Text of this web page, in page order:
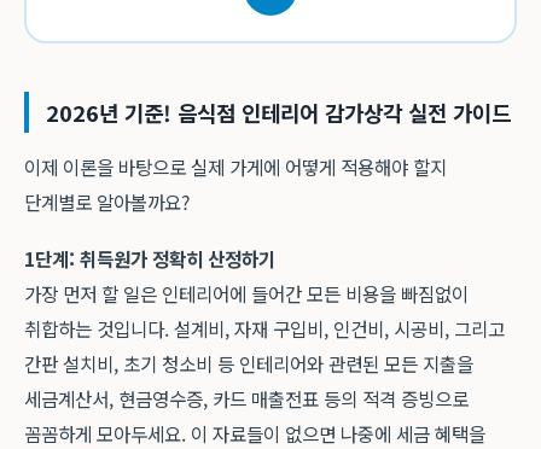
2026년 기준! 음식점 인테리어 감가상각 실전 가이드
이제 이론을 바탕으로 실제 가게에 어떻게 적용해야 할지
단계별로 알아볼까요?
1단계: 취득원가 정확히 산정하기
가장 먼저 할 일은 인테리어에 들어간 모든 비용을 빠짐없이
취합하는 것입니다. 설계비, 자재 구입비, 인건비, 시공비, 그리고
간판 설치비, 초기 청소비 등 인테리어와 관련된 모든 지출을
세금계산서, 현금영수증, 카드 매출전표 등의 적격 증빙으로
꼼꼼하게 모아두세요. 이 자료들이 없으면 나중에 세금 혜택을